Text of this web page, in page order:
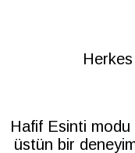
Hafif Esinti modu
üstün bir